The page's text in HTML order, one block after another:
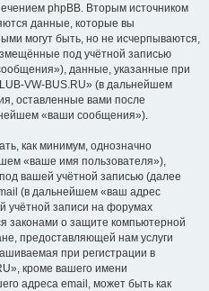
phpBB. Вторым источником
данные, которые вы
могут быть, но не исчерпываются,
под учётной записью
данные, указанные при
VW-BUS.RU» (в дальнейшем
оставленные вами после
«ваши сообщения»).
как минимум, однозначно
«ваше имя пользователя»),
вашей учётной записью (далее
(в дальнейшем «ваш адрес
записи на форумах
законами о защите компьютерной
предоставляющей нам услуги
при регистрации в
кроме вашего имени
адреса email, может быть как